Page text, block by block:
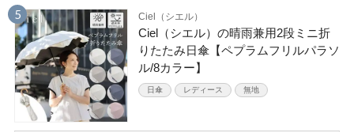
Ciel（シエル）
Ciel（シエル）の晴雨兼用2段ミニ折
りたたみ日傘【ペプラムフリルパラソ
ル/8カラー】
日傘 レディース 無地